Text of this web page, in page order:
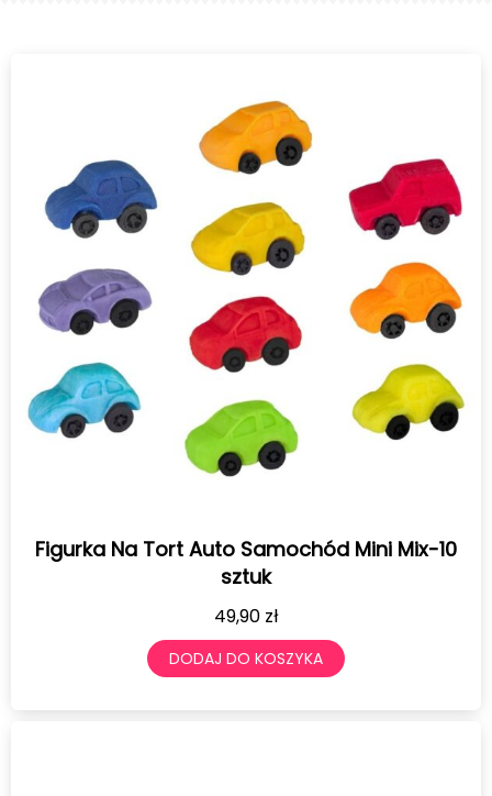
Figurka Na Tort Auto Samochód Mini Mix-10
sztuk
49,90 zł
DODAJ DO KOSZYKA